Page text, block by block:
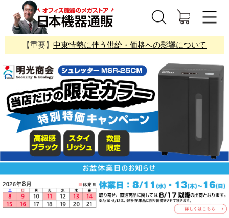
【重要】 中東情勢に伴う供給・価格への影響について